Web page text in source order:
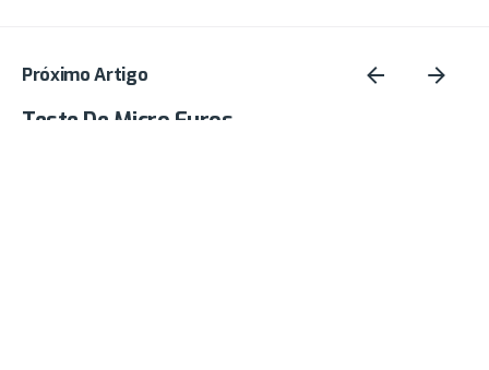
Próximo Artigo
Teste De Micro Furos